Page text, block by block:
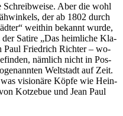
Schreib­wei­se. Aber die wohl
der ab 1802 durch
weit­hin be­kannt wur­de,
der Sa­ti­re „Das heim­li­che Kla­
Paul Fried­rich Rich­ter – wo­
näm­lich nicht in Pos­
Welt­stadt auf Zeit.
was vi­sio­nä­re Köp­fe wie Hein­
Kot­ze­bue und Jean Paul